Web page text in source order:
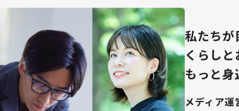
私たちが
くらしと
もっと身
メディア運